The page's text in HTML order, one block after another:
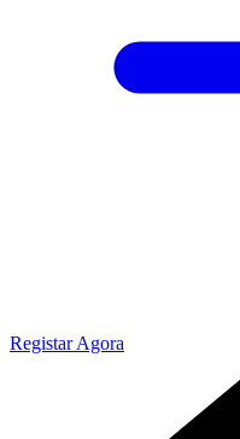
Registar Agora